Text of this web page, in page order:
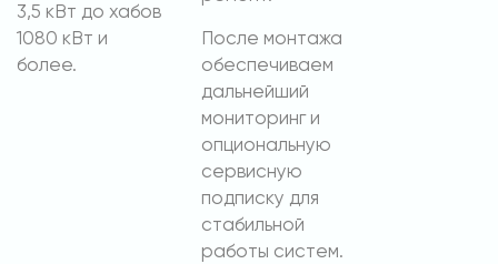
3,5 кВт до хабов
1080 кВт и
более.
После монтажа
обеспечиваем
дальнейший
мониторинг и
опциональную
сервисную
подписку для
стабильной
работы систем.